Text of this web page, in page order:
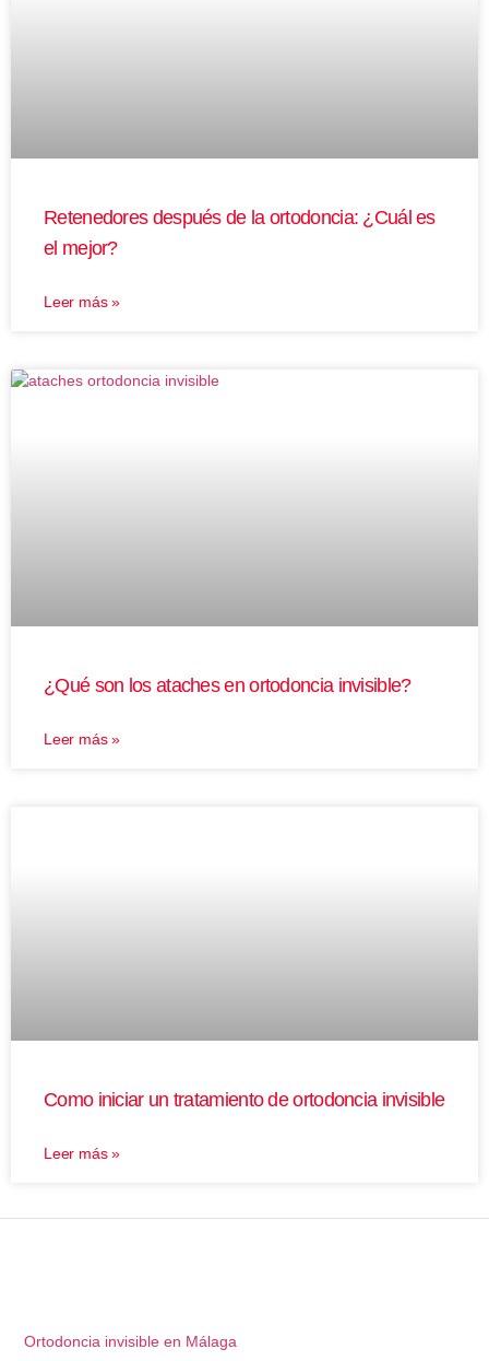
Retenedores después de la ortodoncia: ¿Cuál es
el mejor?
Leer más »
¿Qué son los ataches en ortodoncia invisible?
Leer más »
Como iniciar un tratamiento de ortodoncia invisible
Leer más »
Ortodoncia invisible en Málaga